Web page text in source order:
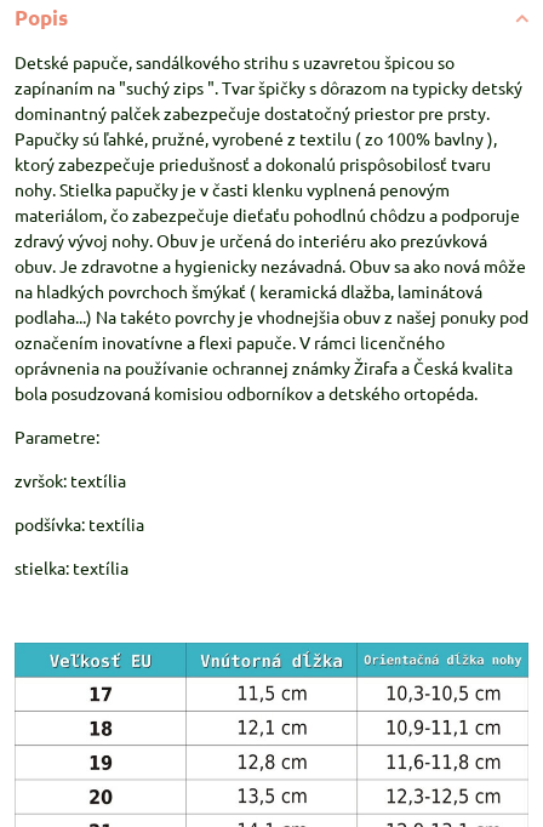
Popis
Detské papuče, sandálkového strihu s uzavretou špicou so
zapínaním na "suchý zips ". Tvar špičky s dôrazom na typicky detský
dominantný palček zabezpečuje dostatočný priestor pre prsty.
Papučky sú ľahké, pružné, vyrobené z textilu ( zo 100% bavlny ),
ktorý zabezpečuje priedušnosť a dokonalú prispôsobilosť tvaru
nohy. Stielka papučky je v časti klenku vyplnená penovým
materiálom, čo zabezpečuje dieťaťu pohodlnú chôdzu a podporuje
zdravý vývoj nohy. Obuv je určená do interiéru ako prezúvková
obuv. Je zdravotne a hygienicky nezávadná. Obuv sa ako nová môže
na hladkých povrchoch šmýkať ( keramická dlažba, laminátová
podlaha...) Na takéto povrchy je vhodnejšia obuv z našej ponuky pod
označením inovatívne a flexi papuče. V rámci licenčného
oprávnenia na používanie ochrannej známky Žirafa a Česká kvalita
bola posudzovaná komisiou odborníkov a detského ortopéda.
Parametre:
zvršok: textília
podšívka: textília
stielka: textília